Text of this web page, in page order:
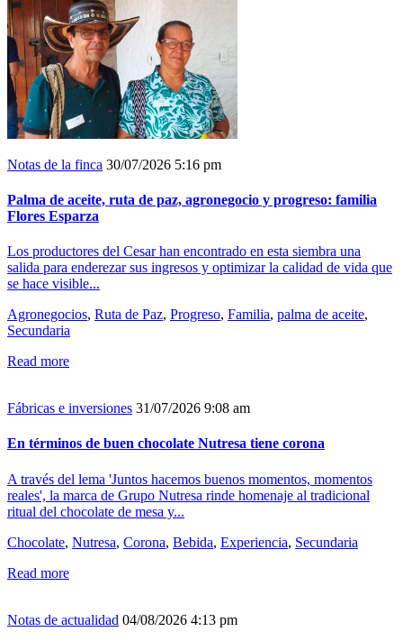
Notas de la finca 30/07/2026 5:16 pm
Palma de aceite, ruta de paz, agronegocio y progreso: familia
Flores Esparza
Los productores del Cesar han encontrado en esta siembra una
salida para enderezar sus ingresos y optimizar la calidad de vida que
se hace visible...
Agronegocios, Ruta de Paz, Progreso, Familia, palma de aceite,
Secundaria
Read more
Fábricas e inversiones 31/07/2026 9:08 am
En términos de buen chocolate Nutresa tiene corona
A través del lema 'Juntos hacemos buenos momentos, momentos
reales', la marca de Grupo Nutresa rinde homenaje al tradicional
ritual del chocolate de mesa y...
Chocolate, Nutresa, Corona, Bebida, Experiencia, Secundaria
Read more
Notas de actualidad 04/08/2026 4:13 pm